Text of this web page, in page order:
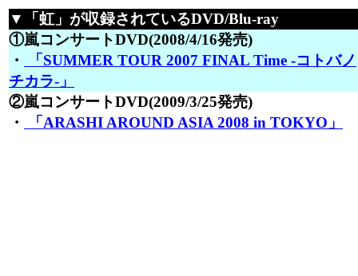
▼「虹」が収録されているDVD/Blu-ray
①嵐コンサートDVD(2008/4/16発売)
・
「SUMMER TOUR 2007 FINAL Time -コトバノ
チカラ-」
②嵐コンサートDVD(2009/3/25発売)
・
「ARASHI AROUND ASIA 2008 in TOKYO」